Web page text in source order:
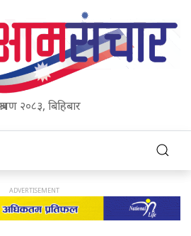
२०८३, बिहिबार